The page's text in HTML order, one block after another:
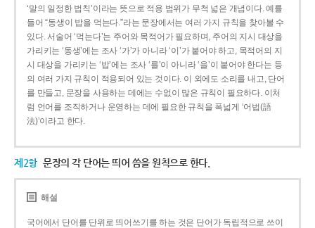
‘말의 일정한 법칙’이라는 뜻으로 적용 범위가 무척 넓은 개념이다. 예를
들어 “동생이 밥을 먹는다.”라는 문장에서는 여러 가지 규칙을 찾아볼 수
있다. 서술어 ‘먹는다’는 주어와 목적어가 필요하며, 주어의 지시 대상을
가리키는 ‘동생’에는 조사 ‘가’가 아니라 ‘이’가 붙어야 하고, 목적어의 지
시 대상을 가리키는 ‘밥’에는 조사 ‘를’이 아니라 ‘을’이 붙어야 한다는 등
의 여러 가지 규칙이 적용되어 있는 것이다. 이 외에도 소리를 내고, 단어
를 만들고, 문장을 사용하는 데에는 수없이 많은 규칙이 필요하다. 이처
럼 언어를 조직하거나 운영하는 데에 필요한 규칙을 폭넓게 ‘어법(語
法)’이라고 한다.
제2항 문장의 각 단어는 띄어 씀을 원칙으로 한다.
해설
국어에서 단어를 단위로 띄어쓰기를 하는 것은 단어가 독립적으로 쓰이